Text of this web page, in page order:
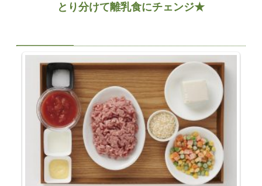
とり分けて離乳食にチェンジ★